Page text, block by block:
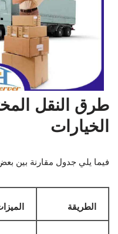
طرق النقل
الخيارات
فيما يلي جدول مقارنة بين
الطريقة